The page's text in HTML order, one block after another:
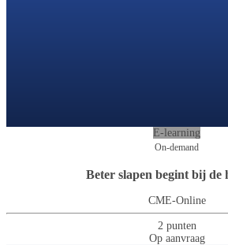
E-learning
On-demand
Beter slapen begint bij de
CME-Online
2 punten
Op aanvraag